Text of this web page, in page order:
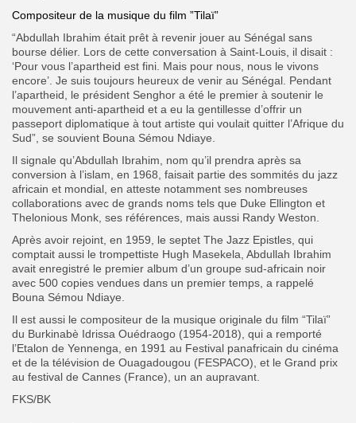
Compositeur de la musique du film ”Tilaï”
“Abdullah Ibrahim était prêt à revenir jouer au Sénégal sans
bourse délier. Lors de cette conversation à Saint-Louis, il disait :
‘Pour vous l’apartheid est fini. Mais pour nous, nous le vivons
encore’. Je suis toujours heureux de venir au Sénégal. Pendant
l’apartheid, le président Senghor a été le premier à soutenir le
mouvement anti-apartheid et a eu la gentillesse d’offrir un
passeport diplomatique à tout artiste qui voulait quitter l’Afrique du
Sud”, se souvient Bouna Sémou Ndiaye.
Il signale qu’Abdullah Ibrahim, nom qu’il prendra après sa
conversion à l’islam, en 1968, faisait partie des sommités du jazz
africain et mondial, en atteste notamment ses nombreuses
collaborations avec de grands noms tels que Duke Ellington et
Thelonious Monk, ses références, mais aussi Randy Weston.
Après avoir rejoint, en 1959, le septet The Jazz Epistles, qui
comptait aussi le trompettiste Hugh Masekela, Abdullah Ibrahim
avait enregistré le premier album d’un groupe sud-africain noir
avec 500 copies vendues dans un premier temps, a rappelé
Bouna Sémou Ndiaye.
Il est aussi le compositeur de la musique originale du film “Tilaï”
du Burkinabè Idrissa Ouédraogo (1954-2018), qui a remporté
l’Etalon de Yennenga, en 1991 au Festival panafricain du cinéma
et de la télévision de Ouagadougou (FESPACO), et le Grand prix
au festival de Cannes (France), un an aupravant.
FKS/BK